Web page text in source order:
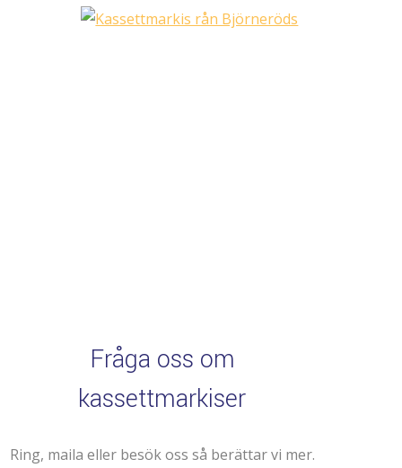
Fråga oss om
kassettmarkiser
Ring, maila eller besök oss så berättar vi mer.